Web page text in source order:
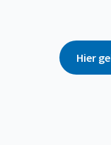
Hier